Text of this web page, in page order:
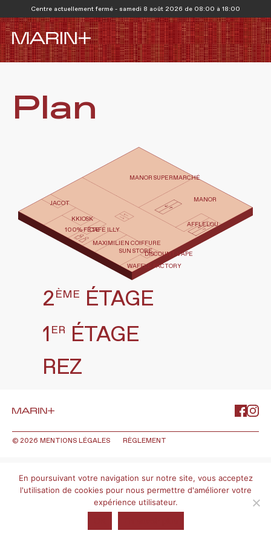
Centre actuellement fermé - samedi 8 août 2026 de 08:00 à 18:00
Plan
MANOR
SUN STORE
MAXIMILIEN COIFFURE
CAFÉ ILLY
AFFLELOU
KKIOSK
JACOT
MANOR SUPERMARCHÉ
100% FÊTE
DISCOUNT VAPE
WAFFLE FACTORY
2ÈME ÉTAGE
1 ER ÉTAGE
REZ
© 2026 MENTIONS LÉGALES RÈGLEMENT
En poursuivant votre navigation sur notre site, vous acceptez
l'utilisation de cookies pour nous permettre d'améliorer votre
expérience utilisateur.